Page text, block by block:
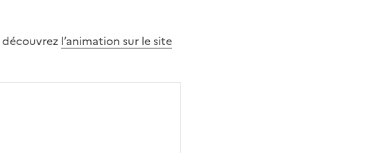
l’animation sur le site